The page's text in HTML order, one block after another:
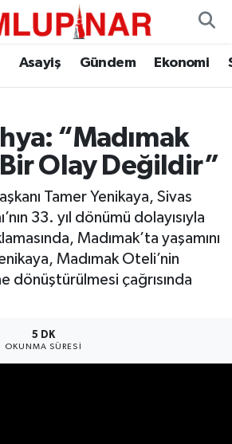
Asayiş Gündem Ekonomi
“Madımak
Olay Değildir”
Tamer Yenikaya, Sivas
33. yıl dönümü dolayısıyla
Madımak’ta yaşamını
Madımak Oteli’nin
dönüştürülmesi çağrısında
5 DK
OKUNMA SÜRESI
Durumu
Yoğunluk Haritası
Durumu ve Fikstür